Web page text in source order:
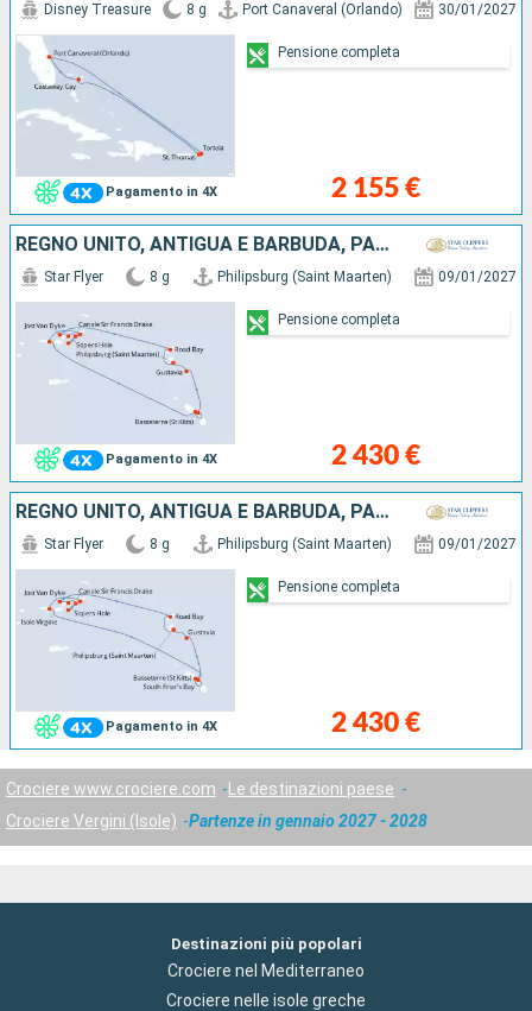
Pagamento in 4X
Disney Treasure 8 g Port Canaveral (Orlando) 30/01/2027
2 155 €
Pensione completa
REGNO UNITO, ANTIGUA E BARBUDA, PAESI BASSI
Pagamento in 4X
Star Flyer 8 g Philipsburg (Saint Maarten) 09/01/2027
2 430 €
Pensione completa
REGNO UNITO, ANTIGUA E BARBUDA, PAESI BASSI
Pagamento in 4X
Star Flyer 8 g Philipsburg (Saint Maarten) 09/01/2027
2 430 €
Pensione completa
Crociere www.crociere.com
Le destinazioni paese
Crociere Vergini (Isole)
Partenze in gennaio 2027 - 2028
Destinazioni più popolari
Crociere nel Mediterraneo
Crociere nelle isole greche